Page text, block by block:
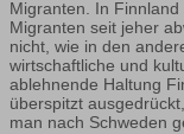
Migranten. In
Migranten seit jeher
nicht, wie in den
wirtschaftliche und
ablehnende Haltung
überspitzt
man nach Schweden